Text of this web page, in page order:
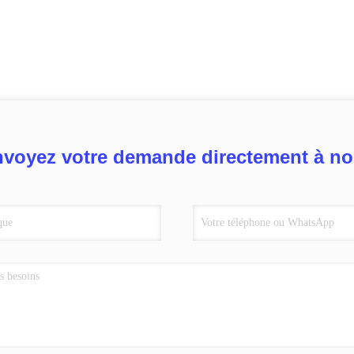
votre demande directement à